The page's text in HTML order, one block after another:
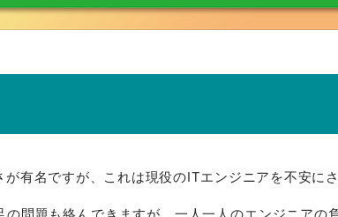
有名ですが、これは現役のITエンジニアを不安に